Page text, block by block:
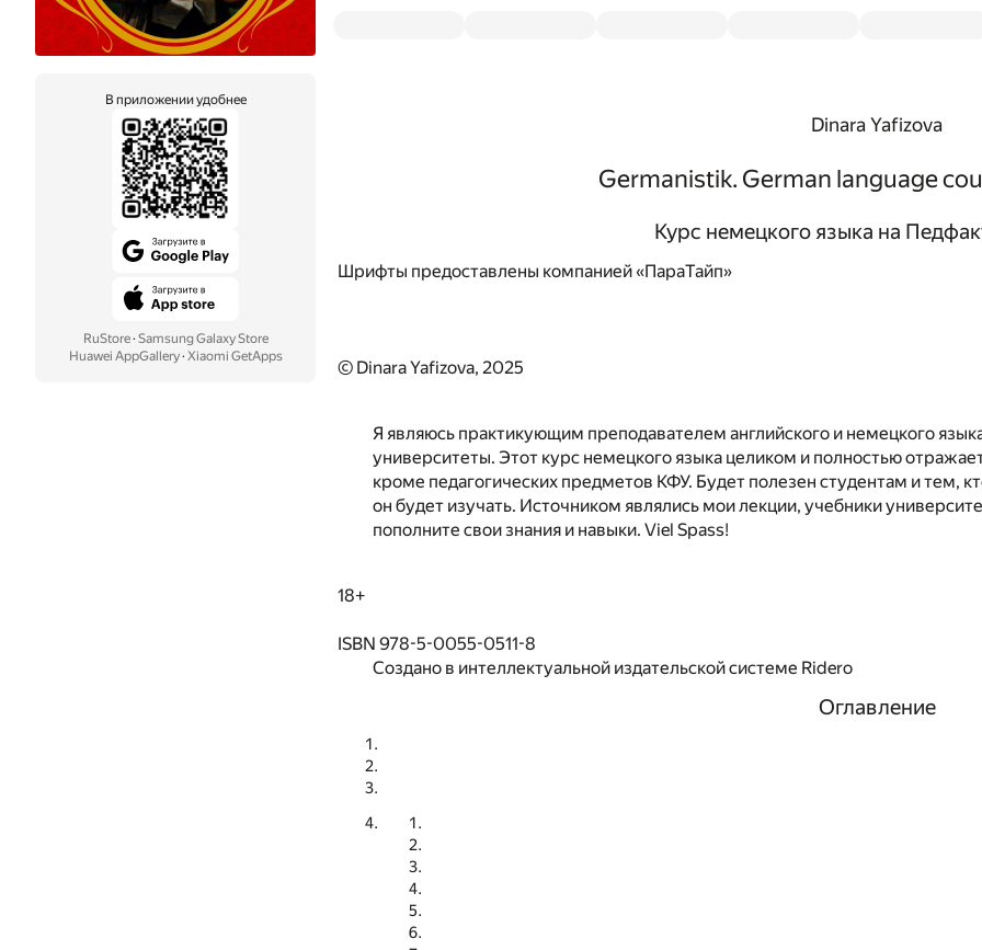
В приложении удобнее
RuStore· Samsung Galaxy Store
Huawei AppGallery· Xiaomi GetApps
Dinara Yafizova
Germanistik. German language
Курс немецкого языка на
Шрифты предоставлены компанией «ПараТайп»
© Dinara Yafizova, 2025
Я являюсь практикующим преподавателем английского и немецкого
университеты. Этот курс немецкого языка целиком и полностью
кроме педагогических предметов КФУ. Будет полезен студентам и тем,
он будет изучать. Источником являлись мои лекции, учебники
пополните свои знания и навыки. Viel Spass!
18+
ISBN 978-5-0055-0511-8
Создано в интеллектуальной издательской системе Ridero
Оглавление